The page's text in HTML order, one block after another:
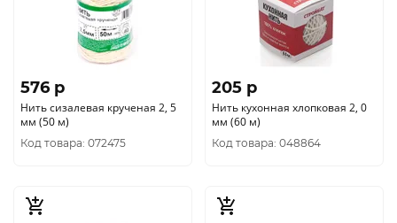
576 p
Нить сизалевая крученая 2, 5
мм (50 м)
Код товара: 072475
205 p
Нить кухонная хлопковая 2, 0
мм (60 м)
Код товара: 048864